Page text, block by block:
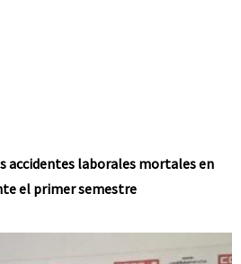
accidentes laborales mortales en
el primer semestre